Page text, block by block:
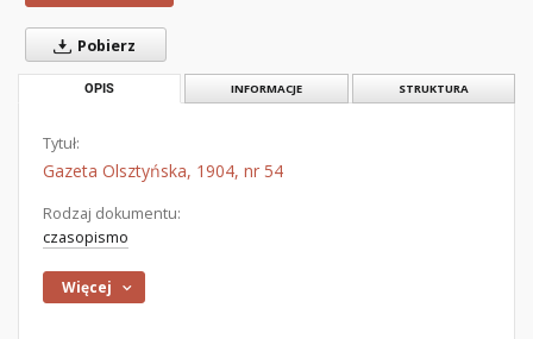
Pobierz
OPIS INFORMACJE STRUKTURA
Tytuł:
Gazeta Olsztyńska, 1904, nr 54
Rodzaj dokumentu:
czasopismo
Więcej